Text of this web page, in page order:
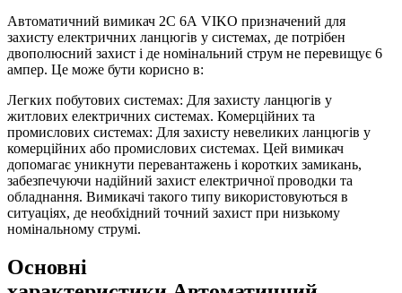
Автоматичний вимикач 2C 6А VIKO призначений для
захисту електричних ланцюгів у системах, де потрібен
двополюсний захист і де номінальний струм не перевищує 6
ампер. Це може бути корисно в:
Легких побутових системах: Для захисту ланцюгів у
житлових електричних системах. Комерційних та
промислових системах: Для захисту невеликих ланцюгів у
комерційних або промислових системах. Цей вимикач
допомагає уникнути перевантажень і коротких замикань,
забезпечуючи надійний захист електричної проводки та
обладнання. Вимикачі такого типу використовуються в
ситуаціях, де необхідний точний захист при низькому
номінальному струмі.
Основні